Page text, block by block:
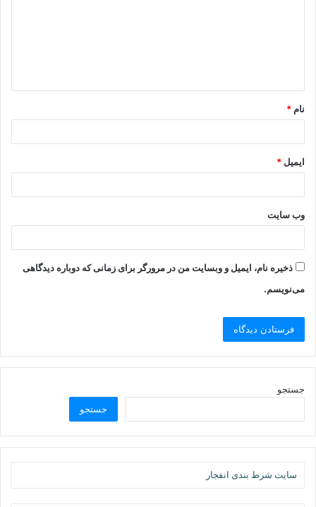
نام *
ایمیل *
وب‌ سایت
ذخیره نام، ایمیل و وبسایت من در مرورگر برای زمانی که دوباره دیدگاهی
می‌نویسم.
جستجو
جستجو
سایت شرط بندی انفجار